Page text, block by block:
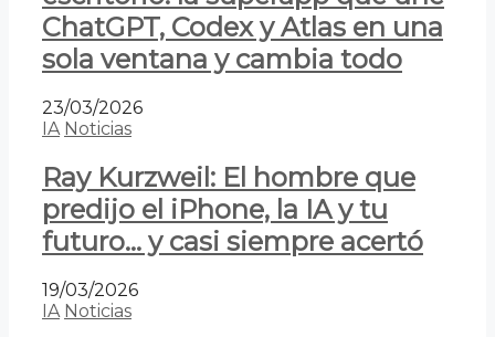
ChatGPT, Codex y Atlas en una
sola ventana y cambia todo
23/03/2026
IA Noticias
Ray Kurzweil: El hombre que
predijo el iPhone, la IA y tu
futuro… y casi siempre acertó
19/03/2026
IA Noticias